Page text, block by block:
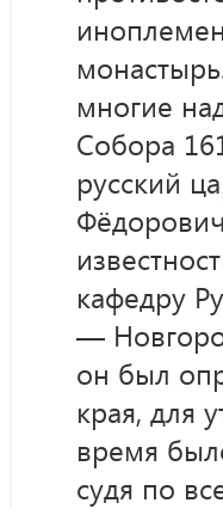
многие
Собора
русский
кафедру
—
он был
края, для
время
судя по